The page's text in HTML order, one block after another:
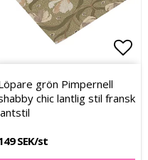
i favoritlistan
i favoritlistan
grön Pimpernell
chic lantlig stil fransk
SEK/st